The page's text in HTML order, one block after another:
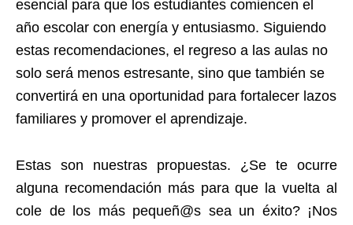
esencial para que los estudiantes comiencen el
año escolar con energía y entusiasmo. Siguiendo
estas recomendaciones, el regreso a las aulas no
solo será menos estresante, sino que también se
convertirá en una oportunidad para fortalecer lazos
familiares y promover el aprendizaje.
Estas son nuestras propuestas. ¿Se te ocurre
alguna recomendación más para que la vuelta al
cole de los más pequeñ@s sea un éxito? ¡Nos